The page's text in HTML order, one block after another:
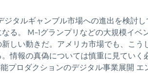
タルギャンブル市場への進出を検討
る。 M-1グランプリなどの大規模イ
しい動きだ。アメリカ市場でも、こ
情報の真偽については慎重に見てい
プロダクションのデジタル事業展開